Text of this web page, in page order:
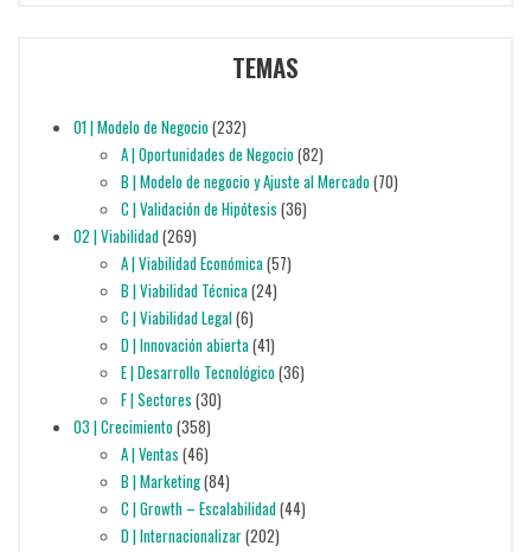
TEMAS
01 | Modelo de Negocio(232)
A | Oportunidades de Negocio(82)
B | Modelo de negocio y Ajuste al Mercado(70)
C | Validación de Hipótesis (36)
02 | Viabilidad(269)
A | Viabilidad Económica(57)
B | Viabilidad Técnica(24)
C | Viabilidad Legal(6)
D | Innovación abierta(41)
E | Desarrollo Tecnológico(36)
F | Sectores (30)
03 | Crecimiento(358)
A | Ventas (46)
B | Marketing(84)
C | Growth – Escalabilidad(44)
D | Internacionalizar(202)